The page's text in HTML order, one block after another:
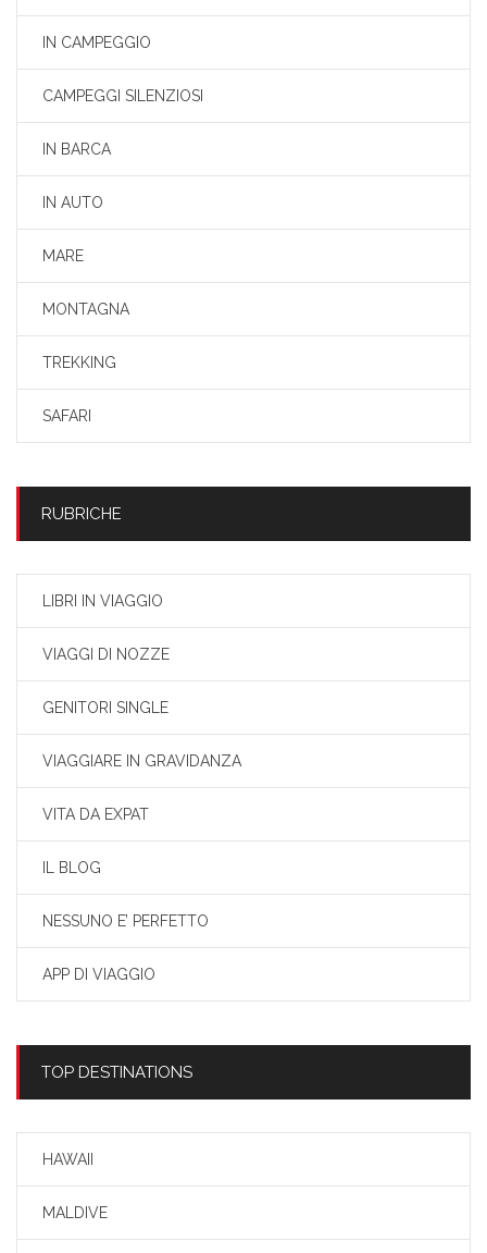
IN CAMPEGGIO
CAMPEGGI SILENZIOSI
IN BARCA
IN AUTO
MARE
MONTAGNA
TREKKING
SAFARI
RUBRICHE
LIBRI IN VIAGGIO
VIAGGI DI NOZZE
GENITORI SINGLE
VIAGGIARE IN GRAVIDANZA
VITA DA EXPAT
IL BLOG
NESSUNO E’ PERFETTO
APP DI VIAGGIO
TOP DESTINATIONS
HAWAII
MALDIVE